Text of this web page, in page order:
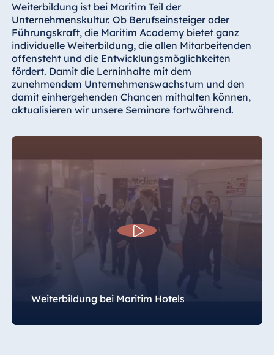
Weiterbildung ist bei Maritim Teil der
Unternehmenskultur. Ob Berufseinsteiger oder
Führungskraft, die Maritim Academy bietet ganz
individuelle Weiterbildung, die allen Mitarbeitenden
offensteht und die Entwicklungsmöglichkeiten
fördert. Damit die Lerninhalte mit dem
zunehmendem Unternehmenswachstum und den
damit einhergehenden Chancen mithalten können,
aktualisieren wir unsere Seminare fortwährend.
Weiterbildung bei Maritim Hotels